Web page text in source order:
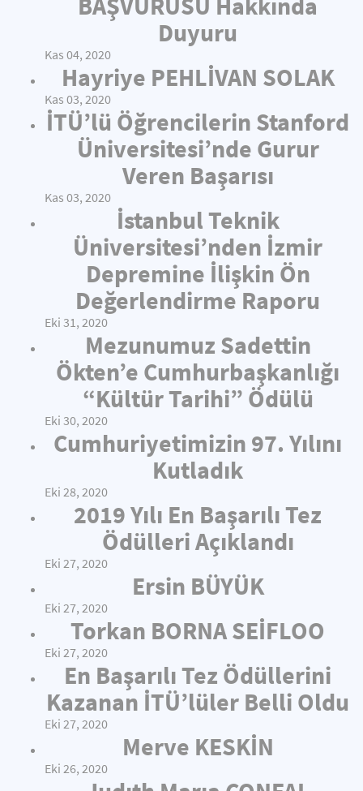
Duyuru
Kas 04, 2020
Hayriye PEHLİVAN SOLAK
Kas 03, 2020
İTÜ’lü Öğrencilerin Stanford
Üniversitesi’nde Gurur
Veren Başarısı
Kas 03, 2020
İstanbul Teknik
Üniversitesi’nden İzmir
Depremine İlişkin Ön
Değerlendirme Raporu
Eki 31, 2020
Mezunumuz Sadettin
Ökten’e Cumhurbaşkanlığı
“Kültür Tarihi” Ödülü
Eki 30, 2020
Cumhuriyetimizin 97. Yılını
Kutladık
Eki 28, 2020
2019 Yılı En Başarılı Tez
Ödülleri Açıklandı
Eki 27, 2020
Ersin BÜYÜK
Eki 27, 2020
Torkan BORNA SEİFLOO
Eki 27, 2020
En Başarılı Tez Ödüllerini
Kazanan İTÜ’lüler Belli Oldu
Eki 27, 2020
Merve KESKİN
Eki 26, 2020